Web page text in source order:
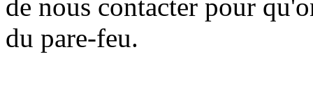
de nous contacter pour
du pare-feu.